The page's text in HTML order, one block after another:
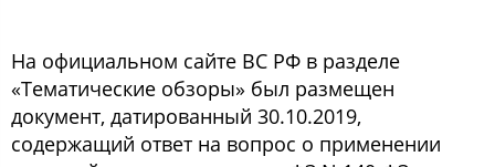
На официальном сайте ВС РФ в разделе
«Тематические обзоры» был размещен
документ, датированный 30.10.2019,
содержащий ответ на вопрос о применении